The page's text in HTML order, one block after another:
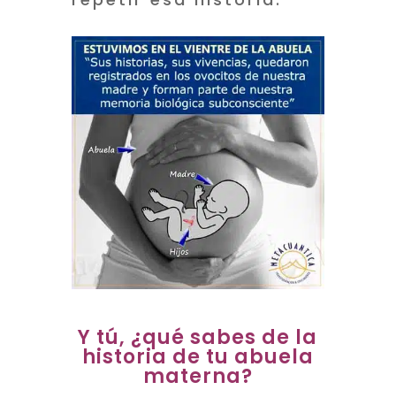
Y tú, ¿qué sabes de la
historia de tu abuela
materna?